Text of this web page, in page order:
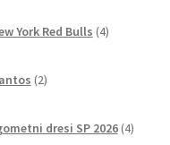
York Red Bulls 4izdelki
2izdelka
dresi SP 2026 4izdelki